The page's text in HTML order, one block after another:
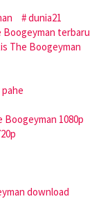
dunia21
Boogeyman terbaru
The Boogeyman
pahe
Boogeyman 1080p
download